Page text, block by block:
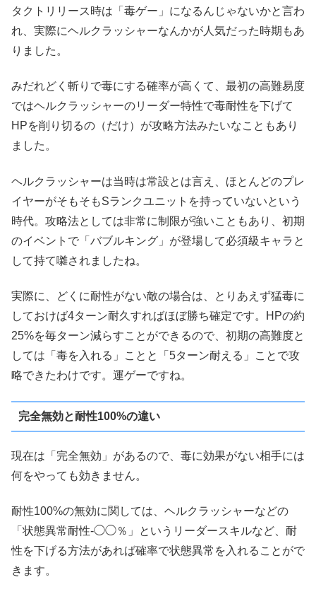
タクトリリース時は「毒ゲー」になるんじゃないかと言わ
れ、実際にヘルクラッシャーなんかが人気だった時期もあ
りました。
みだれどく斬りで毒にする確率が高くて、最初の高難易度
ではヘルクラッシャーのリーダー特性で毒耐性を下げて
HPを削り切るの（だけ）が攻略方法みたいなこともあり
ました。
ヘルクラッシャーは当時は常設とは言え、ほとんどのプレ
イヤーがそもそもSランクユニットを持っていないという
時代。攻略法としては非常に制限が強いこともあり、初期
のイベントで「バブルキング」が登場して必須級キャラと
して持て囃されましたね。
実際に、どくに耐性がない敵の場合は、とりあえず猛毒に
しておけば4ターン耐久すればほぼ勝ち確定です。HPの約
25%を毎ターン減らすことができるので、初期の高難度と
しては「毒を入れる」ことと「5ターン耐える」ことで攻
略できたわけです。運ゲーですね。
完全無効と耐性100%の違い
現在は「完全無効」があるので、毒に効果がない相手には
何をやっても効きません。
耐性100%の無効に関しては、ヘルクラッシャーなどの
「状態異常耐性-◯◯％」というリーダースキルなど、耐
性を下げる方法があれば確率で状態異常を入れることがで
きます。